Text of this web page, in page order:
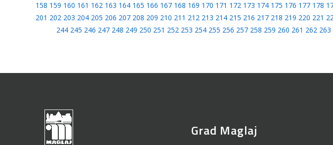
158 159 160 161 162 163 164 165 166 167 168 169 170 171 172 173 174 175 176 177 178
201 202 203 204 205 206 207 208 209 210 211 212 213 214 215 216 217 218 219 220 221
244 245 246 247 248 249 250 251 252 253 254 255 256 257 258 259 260 261 262 263
Grad Maglaj